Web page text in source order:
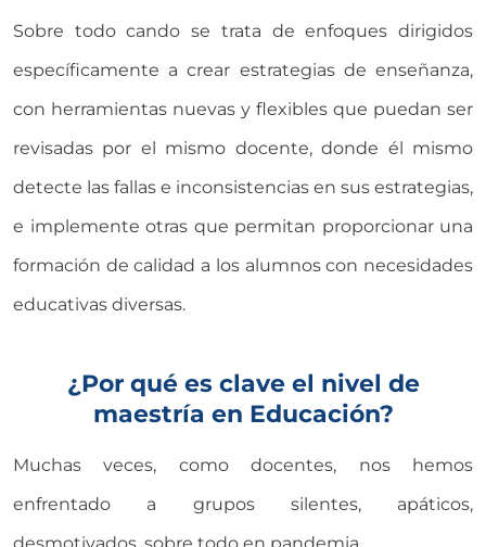
Sobre todo cando se trata de enfoques dirigidos
específicamente a crear estrategias de enseñanza,
con herramientas nuevas y flexibles que puedan ser
revisadas por el mismo docente, donde él mismo
detecte las fallas e inconsistencias en sus estrategias,
e implemente otras que permitan proporcionar una
formación de calidad a los alumnos con necesidades
educativas diversas.
¿Por qué es clave el nivel de
maestría en Educación?
Muchas veces, como docentes, nos hemos
enfrentado a grupos silentes, apáticos,
desmotivados, sobre todo en pandemia.